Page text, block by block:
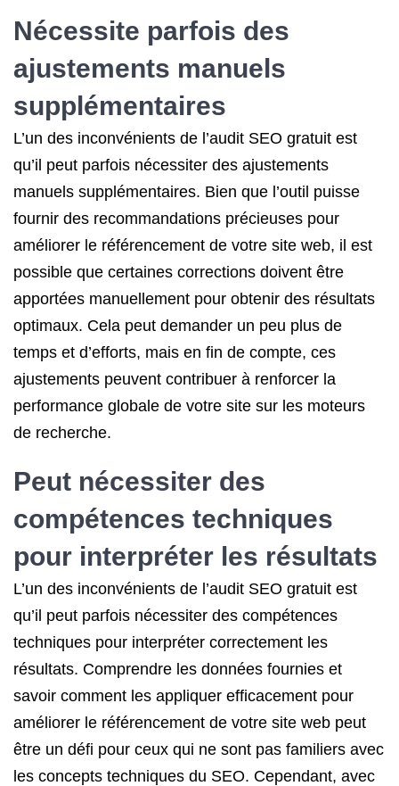
Nécessite parfois des
ajustements manuels
supplémentaires
L’un des inconvénients de l’audit SEO gratuit est
qu’il peut parfois nécessiter des ajustements
manuels supplémentaires. Bien que l’outil puisse
fournir des recommandations précieuses pour
améliorer le référencement de votre site web, il est
possible que certaines corrections doivent être
apportées manuellement pour obtenir des résultats
optimaux. Cela peut demander un peu plus de
temps et d’efforts, mais en fin de compte, ces
ajustements peuvent contribuer à renforcer la
performance globale de votre site sur les moteurs
de recherche.
Peut nécessiter des
compétences techniques
pour interpréter les résultats
L’un des inconvénients de l’audit SEO gratuit est
qu’il peut parfois nécessiter des compétences
techniques pour interpréter correctement les
résultats. Comprendre les données fournies et
savoir comment les appliquer efficacement pour
améliorer le référencement de votre site web peut
être un défi pour ceux qui ne sont pas familiers avec
les concepts techniques du SEO. Cependant, avec